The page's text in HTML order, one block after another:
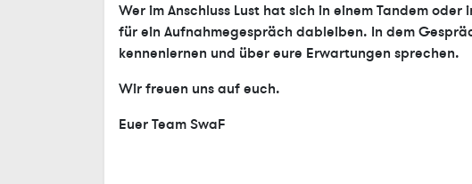
Wer im Anschluss Lust hat sich in einem Tandem
für ein Aufnahmegespräch dableiben. In dem
kennenlernen und über eure Erwartungen sprechen.
Wir freuen uns auf euch.
Euer Team SwaF